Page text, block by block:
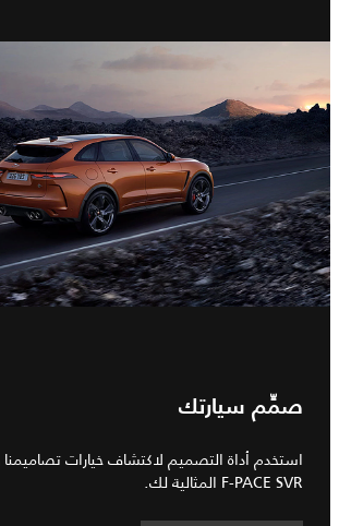
صمِّم سيارتك
استخدم أداة التصميم لاكتشاف خيارات
F‑PACE SVR المثالية لك.